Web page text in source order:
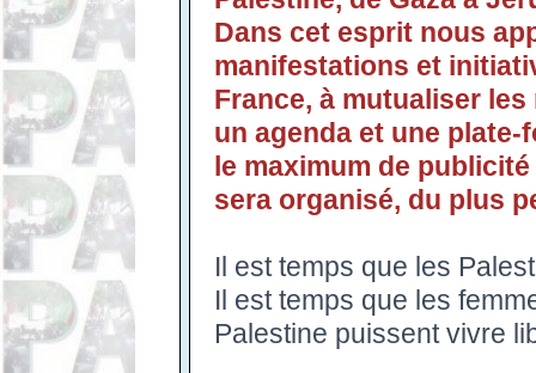
Dans cet esprit nous
manifestations et
France, à mutualiser
un agenda et une
le maximum de
sera organisé, du plus
Il est temps que les
Il est temps que les
Palestine puissent vivre